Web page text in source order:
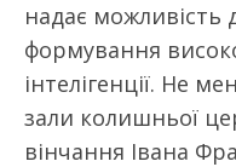
надає можливість
формування
інтелігенції. Не
зали колишньої
вінчання Івана